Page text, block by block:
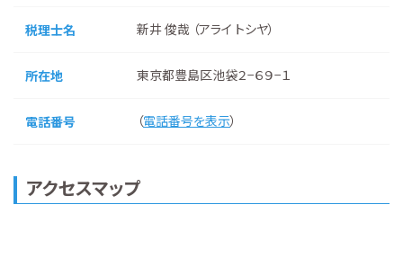
税理士名 新井 俊哉 （アライ トシヤ）
所在地 東京都豊島区池袋２−６９−１
電話番号 （電話番号を表示）
アクセスマップ